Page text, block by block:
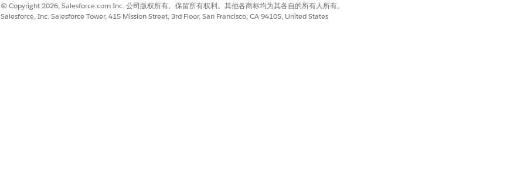
© Copyright 2026, Salesforce.com Inc. 公司版权所有。保留所有权利。其他各商标均为其各自的所有人所有。
Salesforce, Inc. Salesforce Tower, 415 Mission Street, 3rd Floor, San Francisco, CA 94105, United States